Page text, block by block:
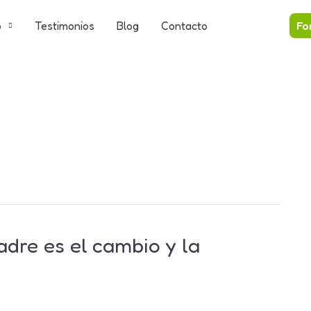
Testimonios Blog Contacto
es el cambio y la